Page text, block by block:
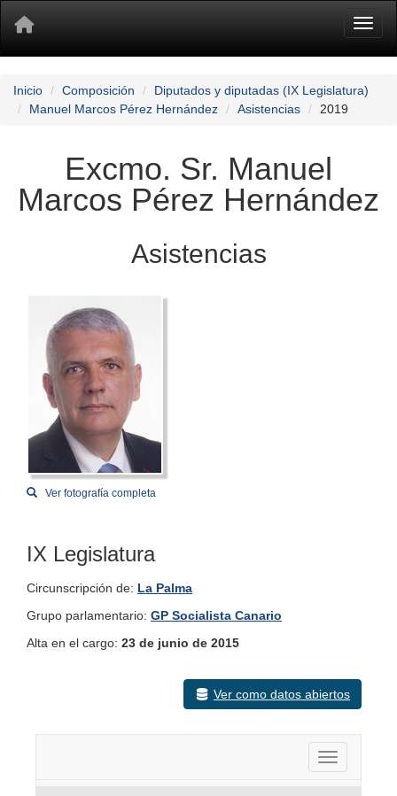
Inicio Composición
Diputados y diputadas (IX Legislatura)
Manuel Marcos Pérez Hernández
Asistencias 2019
Excmo. Sr. Manuel
Marcos Pérez Hernández
Asistencias
Ver fotografía completa
IX Legislatura
Circunscripción de: La Palma
Grupo parlamentario: GP Socialista Canario
Alta en el cargo: 23 de junio de 2015
Ver como datos abiertos
Activar